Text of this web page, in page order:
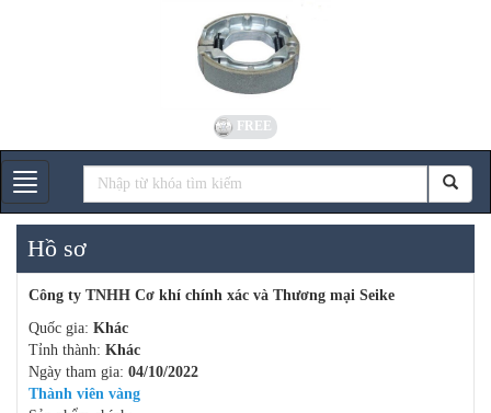
FREE
Gian hàng
Hồ sơ
Công ty TNHH Cơ khí chính xác và Thương mại Seike
Quốc gia: Khác
Tỉnh thành: Khác
Ngày tham gia: 04/10/2022
Thành viên vàng